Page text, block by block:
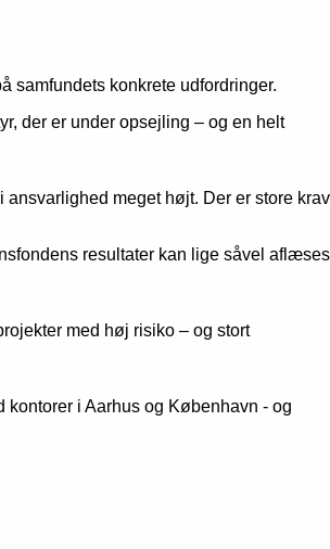
samfundets konkrete udfordringer.
der er under opsejling – og en helt
meget højt. Der er store krav
resultater kan lige såvel aflæses
med høj risiko – og stort
kontorer i Aarhus og København - og